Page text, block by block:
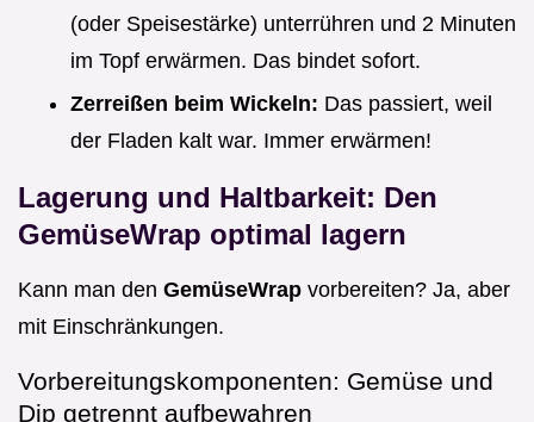
(oder Speisestärke) unterrühren und 2 Minuten
im Topf erwärmen. Das bindet sofort.
Zerreißen beim Wickeln: Das passiert, weil
der Fladen kalt war. Immer erwärmen!
Lagerung und Haltbarkeit: Den
GemüseWrap optimal lagern
Kann man den GemüseWrap vorbereiten? Ja, aber
mit Einschränkungen.
Vorbereitungskomponenten: Gemüse und
Dip getrennt aufbewahren